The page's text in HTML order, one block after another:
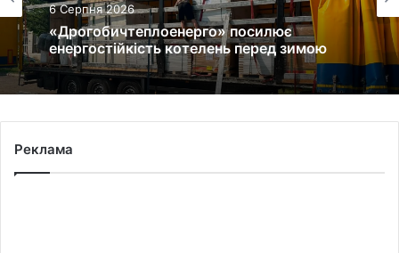
6 Серпня 2026
«Дрогобичтеплоенерго» посилює
енергостійкість котелень перед зимою
Реклама